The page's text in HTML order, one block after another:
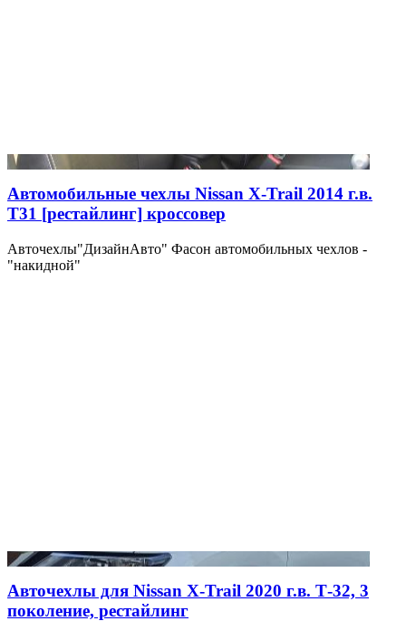
Автомобильные чехлы Nissan X-Trail 2014 г.в.
T31 [рестайлинг] кроссовер
Авточехлы"ДизайнАвто" Фасон автомобильных чехлов -
"накидной"
Авточехлы для Nissan X-Trail 2020 г.в. Т-32, 3
поколение, рестайлинг